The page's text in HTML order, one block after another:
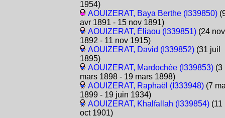
1954)
AOUIZERAT, Baya Berthe (I339850)
avr 1891 - 15 nov 1891)
AOUIZERAT, Éliaou (I339851)(24 nov
1892 - 11 nov 1915)
AOUIZERAT, David (I339852)(31 juil
1895)
AOUIZERAT, Mardochée (I339853)(3
mars 1898 - 19 mars 1898)
AOUIZERAT, Raphaël (I333948)(7
1899 - 19 juin 1934)
AOUIZERAT, Khalfallah (I339854)(11
oct 1901)